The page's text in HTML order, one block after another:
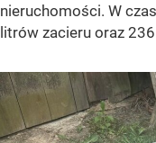
nieruchomości. W
litrów zacieru oraz